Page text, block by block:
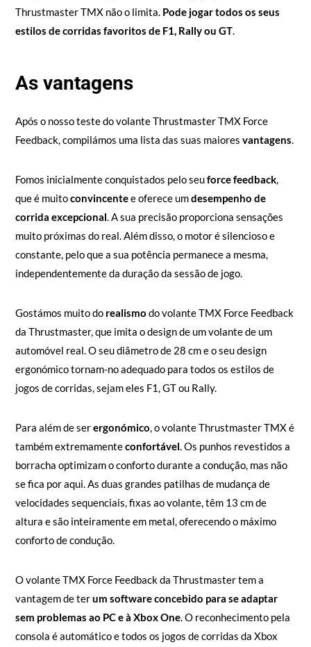
Thrustmaster TMX não o limita. Pode jogar todos os seus
estilos de corridas favoritos de F1, Rally ou GT.
As vantagens
Após o nosso teste do volante Thrustmaster TMX Force
Feedback, compilámos uma lista das suas maiores vantagens.
Fomos inicialmente conquistados pelo seuforce feedback,
que é muitoconvincentee oferece umdesempenho de
corrida excepcional. A sua precisão proporciona sensações
muito próximas do real. Além disso, o motor é silencioso e
constante, pelo que a sua potência permanece a mesma,
independentemente da duração da sessão de jogo.
Gostámos muito do realismo do volante TMX Force Feedback
da Thrustmaster, que imita o design de um volante de um
automóvel real. O seu diâmetro de 28 cm e o seu design
ergonómico tornam-no adequado para todos os estilos de
jogos de corridas, sejam eles F1, GT ou Rally.
Para além de serergonómico, o volante Thrustmaster TMX é
também extremamenteconfortável. Os punhos revestidos a
borracha optimizam o conforto durante a condução, mas não
se fica por aqui. As duas grandes patilhas de mudança de
velocidades sequenciais, fixas ao volante, têm 13 cm de
altura e são inteiramente em metal, oferecendo o máximo
conforto de condução.
O volante TMX Force Feedback da Thrustmaster tem a
vantagem de terum software concebido para se adaptar
sem problemas ao PC e à Xbox One. O reconhecimento pela
consola é automático e todos os jogos de corridas da Xbox